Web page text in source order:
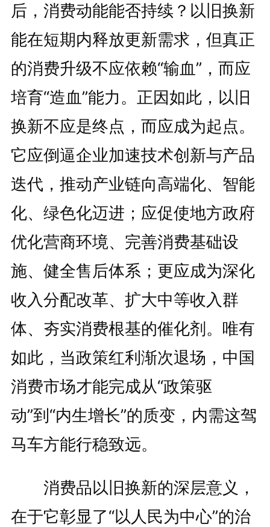
后，消费动能能否持续？以旧换新
能在短期内释放更新需求，但真正
的消费升级不应依赖“输血”，而应
培育“造血”能力。正因如此，以旧
换新不应是终点，而应成为起点。
它应倒逼企业加速技术创新与产品
迭代，推动产业链向高端化、智能
化、绿色化迈进；应促使地方政府
优化营商环境、完善消费基础设
施、健全售后体系；更应成为深化
收入分配改革、扩大中等收入群
体、夯实消费根基的催化剂。唯有
如此，当政策红利渐次退场，中国
消费市场才能完成从“政策驱
动”到“内生增长”的质变，内需这驾
马车方能行稳致远。
消费品以旧换新的深层意义，
在于它彰显了“以人民为中心”的治